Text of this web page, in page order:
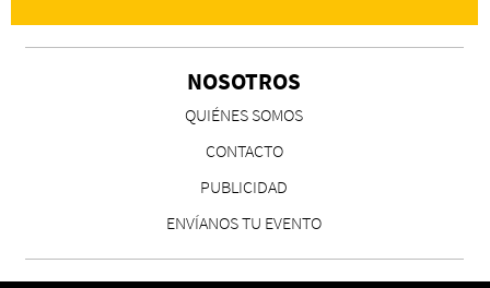
CS, de José María Salazar
Invitadxs EnLima
NOSOTROS
QUIÉNES SOMOS
CONTACTO
PUBLICIDAD
ENVÍANOS TU EVENTO